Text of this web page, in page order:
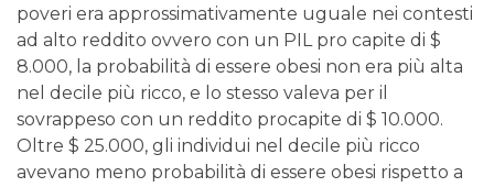
poveri era approssimativamente uguale nei contesti
ad alto reddito ovvero con un PIL pro capite di $
8.000, la probabilità di essere obesi non era più alta
nel decile più ricco, e lo stesso valeva per il
sovrappeso con un reddito procapite di $ 10.000.
Oltre $ 25.000, gli individui nel decile più ricco
avevano meno probabilità di essere obesi rispetto a